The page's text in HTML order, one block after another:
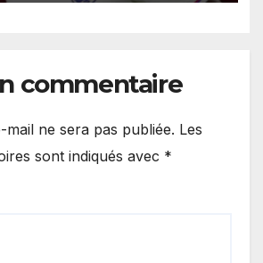
commentaire
mail ne sera pas publiée. Les
sont indiqués avec *